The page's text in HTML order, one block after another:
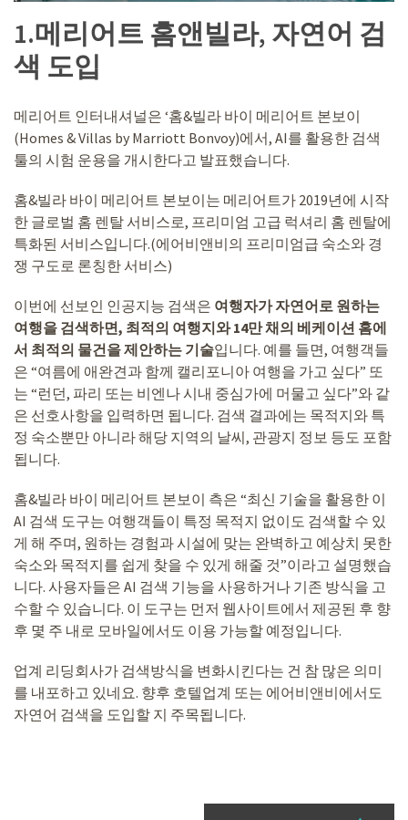
1.메리어트 홈앤빌라, 자연어 검
색 도입
메리어트 인터내셔널은 ‘홈&빌라 바이 메리어트 본보이
(Homes & Villas by Marriott Bonvoy)에서, AI를 활용한 검색
툴의 시험 운용을 개시한다고 발표했습니다.
홈&빌라 바이 메리어트 본보이는 메리어트가 2019년에 시작
한 글로벌 홈 렌탈 서비스로, 프리미엄 고급 럭셔리 홈 렌탈에
특화된 서비스입니다.(에어비앤비의 프리미엄급 숙소와 경
쟁 구도로 론칭한 서비스)
이번에 선보인 인공지능 검색은 여행자가 자연어로 원하는
여행을 검색하면, 최적의 여행지와 14만 채의 베케이션 홈에
서 최적의 물건을 제안하는 기술입니다. 예를 들면, 여행객들
은 “여름에 애완견과 함께 캘리포니아 여행을 가고 싶다” 또
는 “런던, 파리 또는 비엔나 시내 중심가에 머물고 싶다”와 같
은 선호사항을 입력하면 됩니다. 검색 결과에는 목적지와 특
정 숙소뿐만 아니라 해당 지역의 날씨, 관광지 정보 등도 포함
됩니다.
홈&빌라 바이 메리어트 본보이 측은 “최신 기술을 활용한 이
AI 검색 도구는 여행객들이 특정 목적지 없이도 검색할 수 있
게 해 주며, 원하는 경험과 시설에 맞는 완벽하고 예상치 못한
숙소와 목적지를 쉽게 찾을 수 있게 해줄 것”이라고 설명했습
니다. 사용자들은 AI 검색 기능을 사용하거나 기존 방식을 고
수할 수 있습니다. 이 도구는 먼저 웹사이트에서 제공된 후 향
후 몇 주 내로 모바일에서도 이용 가능할 예정입니다.
업계 리딩회사가 검색방식을 변화시킨다는 건 참 많은 의미
를 내포하고 있네요. 향후 호텔업계 또는 에어비앤비에서도
자연어 검색을 도입할 지 주목됩니다.